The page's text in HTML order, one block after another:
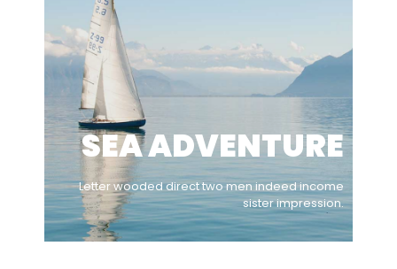
SEA ADVENTURE
Letter wooded direct two men indeed income
sister impression.